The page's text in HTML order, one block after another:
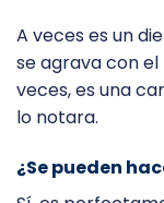
A veces es un
se agrava con
veces, es una
lo notara.
¿Se pueden